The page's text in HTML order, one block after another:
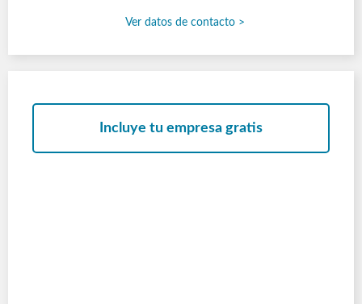
Ver datos de contacto >
Incluye tu empresa gratis